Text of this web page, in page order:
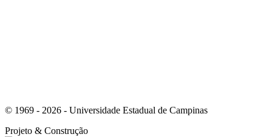
© 1969 - 2026 - Universidade Estadual de Campinas
Projeto & Construção